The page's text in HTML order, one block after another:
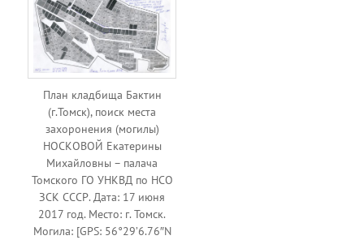
План кладбища Бактин
(г.Томск), поиск места
захоронения (могилы)
НОСКОВОЙ Екатерины
Михайловны – палача
Томского ГО УНКВД по НСО
ЗСК СССР. Дата: 17 июня
2017 год. Место: г. Томск.
Могила: [GPS: 56°29’6.76″N